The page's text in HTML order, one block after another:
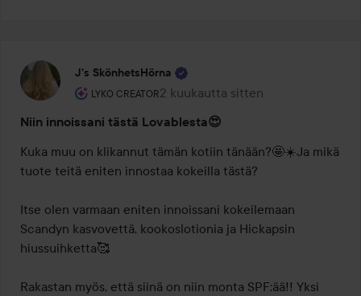
J’s SkönhetsHörna
LYKO CREATOR
Käyttäjän rooli: Lyko Creator.
2 kuukautta sitten
Viesti luotiin 2 kuukautta sitten
Niin innoissani tästä Lovablesta😍
Kuka muu on klikannut tämän kotiin tänään?🤩☀️Ja mikä
tuote teitä eniten innostaa kokeilla tästä?
Itse olen varmaan eniten innoissani kokeilemaan
Scandyn kasvovettä, kookoslotionia ja Hickapsin
hiussuihketta🥰
Rakastan myös, että siinä on niin monta SPF:ää!! Yksi